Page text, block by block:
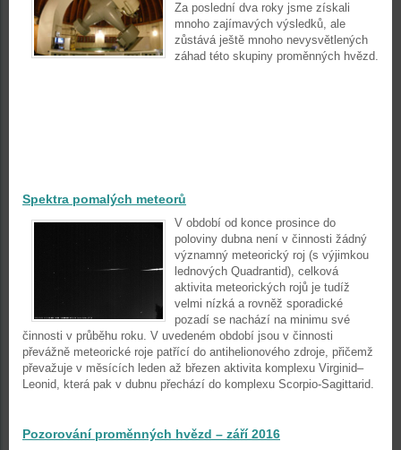
Za poslední dva roky jsme získali
mnoho zajímavých výsledků, ale
zůstává ještě mnoho nevysvětlených
záhad této skupiny proměnných hvězd.
Spektra pomalých meteorů
V období od konce prosince do
poloviny dubna není v činnosti žádný
významný meteorický roj (s výjimkou
lednových Quadrantid), celková
aktivita meteorických rojů je tudíž
velmi nízká a rovněž sporadické
pozadí se nachází na minimu své
činnosti v průběhu roku. V uvedeném období jsou v činnosti
převážně meteorické roje patřící do antihelionového zdroje, přičemž
převažuje v měsících leden až březen aktivita komplexu Virginid–
Leonid, která pak v dubnu přechází do komplexu Scorpio-Sagittarid.
Pozorování proměnných hvězd – září 2016